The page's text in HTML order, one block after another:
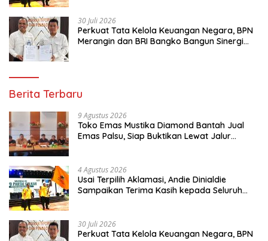
30 Juli 2026
Perkuat Tata Kelola Keuangan Negara, BPN
Merangin dan BRI Bangko Bangun Sinergi
Berita Terbaru
9 Agustus 2026
Toko Emas Mustika Diamond Bantah Jual
Emas Palsu, Siap Buktikan Lewat Jalur
4 Agustus 2026
Usai Terpilih Aklamasi, Andie Dinialdie
Sampaikan Terima Kasih kepada Seluruh
30 Juli 2026
Perkuat Tata Kelola Keuangan Negara, BPN